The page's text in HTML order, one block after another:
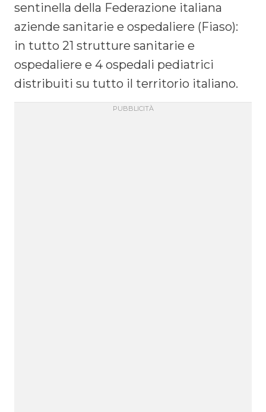
sentinella della Federazione italiana
aziende sanitarie e ospedaliere (Fiaso):
in tutto 21 strutture sanitarie e
ospedaliere e 4 ospedali pediatrici
distribuiti su tutto il territorio italiano.